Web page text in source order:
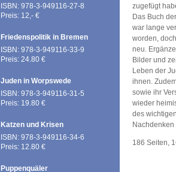
ISBN: 978-3-949116-27-8
Preis: 12,- €
Friedenspolitik in Bremen
ISBN: 978-3-949116-33-9
Preis: 24.80 €
Juden in Worpswede
ISBN: 978-3-949116-31-5
Preis: 19.80 €
Katzen und Krisen
ISBN: 978-3-949116-34-6
Preis: 12.80 €
Puppenquäler
zugefügt
Das Buch
war lange
worden,
neu.
Bilder und
Leben der
ihnen.
sowie ihr
wieder
des
186 Seiten,